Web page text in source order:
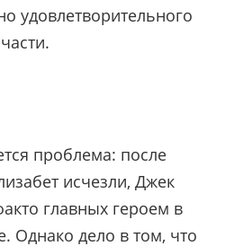
удовлетворительного
проблема: после
исчезли, Джек
главных героем в
Однако дело в том, что